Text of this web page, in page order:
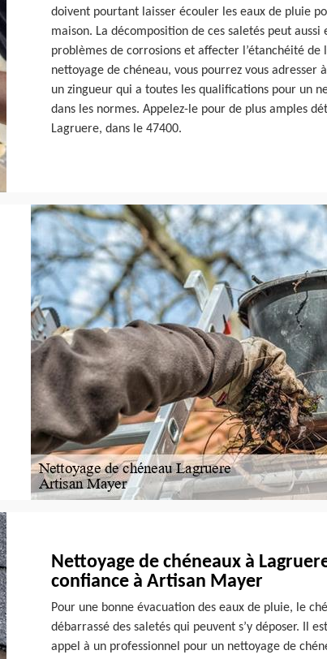
doivent pourtant laisser écouler les eaux de pluie
maison. La décomposition de ces saletés peut aussi
problèmes de corrosions et affecter l’étanchéité de
nettoyage de chéneau, vous pourrez vous adresser
un zingueur qui a toutes les qualifications pour un
dans les normes. Appelez-le pour de plus amples
Lagruere, dans le 47400.
Nettoyage de chéneaux à
confiance à Artisan Mayer
Pour une bonne évacuation des eaux de pluie, le
débarrassé des saletés qui peuvent s’y déposer. Il
appel à un professionnel pour un nettoyage de